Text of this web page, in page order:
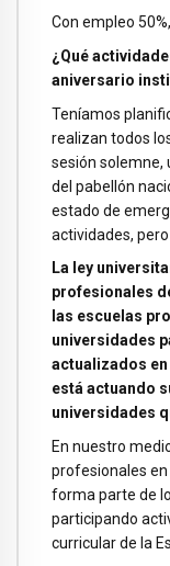
Con empleo
¿Qué
aniversario
Teníamos
realizan todos
sesión solemne,
del pabellón
estado de
actividades,
La ley
profesionales
las escuelas
universidades
actualizados
está actuando
universidades
En nuestro
profesionales
forma parte de
participando
curricular de la